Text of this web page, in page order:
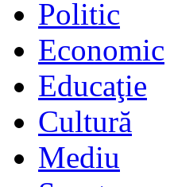
Politic
Economic
Educaţie
Cultură
Mediu